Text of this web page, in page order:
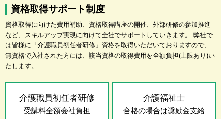
資格取得サポート制度
資格取得に向けた費用補助、資格取得講座の開催、外部研修の参加推進
など、スキルアップ実現に向けて全社でサポートしていきます。 弊社で
は皆様に「介護職員初任者研修」資格を取得いただいておりますので、
無資格で入社された方には、該当資格の取得費用を全額負担(上限あり)い
たします。
介護職員初任者研修
受講料全額会社負担
介護福祉士
合格の場合は奨励金支給